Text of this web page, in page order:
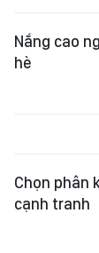
Nắng cao
hè
Chọn phân
cạnh tranh